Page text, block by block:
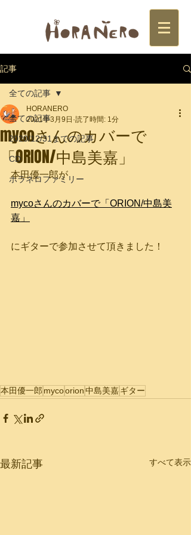
記事
全ての記事
2020/12/31までの記事
CD
ホラネロファミリー
全ての記事
mycoさんのカバーで
「ORION/中島美嘉」
HORANERO
2021年3月9日 読了時間: 1分
本田優一郎が
mycoさんのカバーで「ORION/中島美
嘉」
にギターで参加させて頂きました！
本田優一郎 mycoorion中島美嘉ギター
最新記事 すべて表示